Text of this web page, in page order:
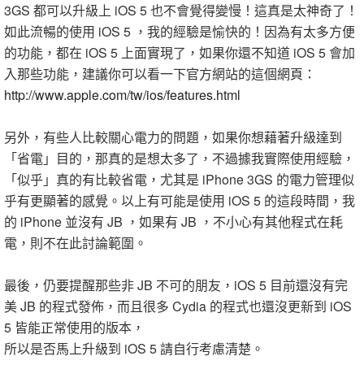
3GS 都可以升級上 iOS 5 也不會覺得變慢！這真是太神奇了！
如此流暢的使用 iOS 5 ，我的經驗是愉快的！因為有太多方便
的功能，都在 iOS 5 上面實現了，如果你還不知道 iOS 5 會加
入那些功能，建議你可以看一下官方網站的這個網頁：
http://www.apple.com/tw/ios/features.html
另外，有些人比較關心電力的問題，如果你想藉著升級達到
「省電」目的，那真的是想太多了，不過據我實際使用經驗，
「似乎」真的有比較省電，尤其是 iPhone 3GS 的電力管理似
乎有更顯著的感覺。以上有可能是使用 iOS 5 的這段時間，我
的 iPhone 並沒有 JB ，如果有 JB ，不小心有其他程式在耗
電，則不在此討論範圍。
最後，仍要提醒那些非 JB 不可的朋友，iOS 5 目前還沒有完
美 JB 的程式發佈，而且很多 Cydia 的程式也還沒更新到 iOS
5 皆能正常使用的版本，
所以是否馬上升級到 iOS 5 請自行考慮清楚。